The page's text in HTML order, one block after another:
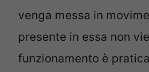
venga messa in
presente in essa non
funzionamento è